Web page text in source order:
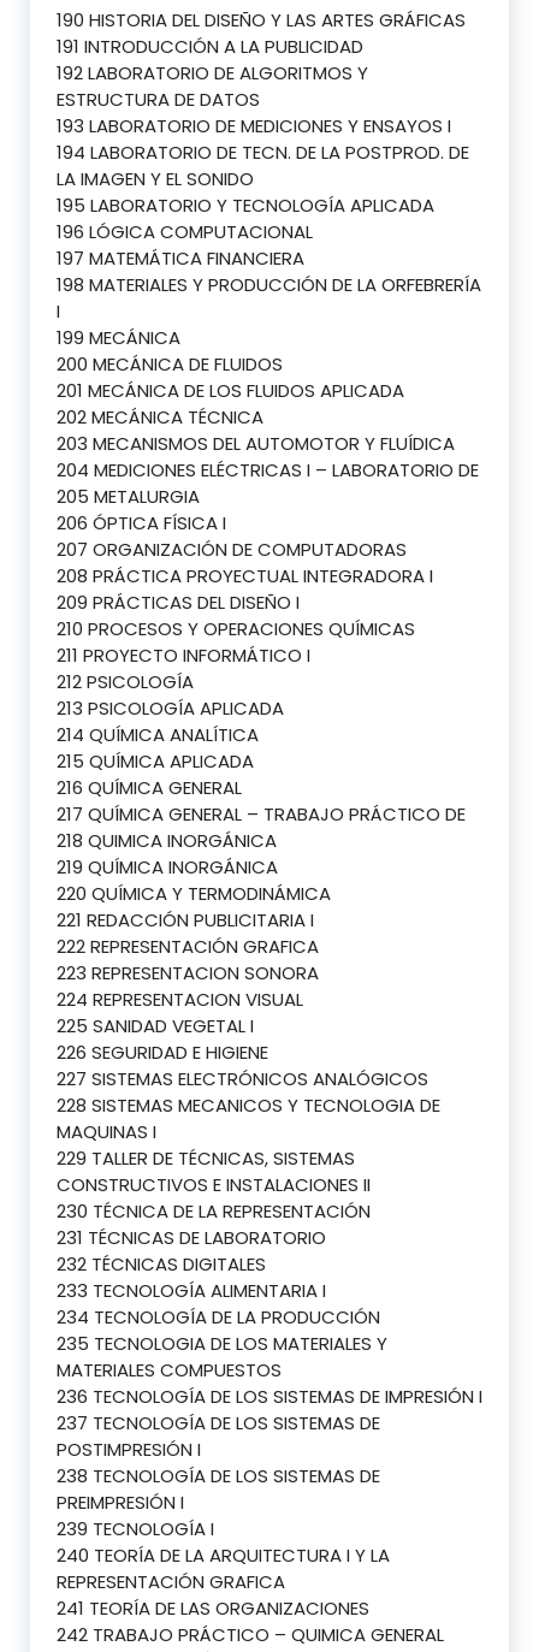
190 HISTORIA DEL DISEÑO Y LAS ARTES GRÁFICAS
191 INTRODUCCIÓN A LA PUBLICIDAD
192 LABORATORIO DE ALGORITMOS Y
ESTRUCTURA DE DATOS
193 LABORATORIO DE MEDICIONES Y ENSAYOS I
194 LABORATORIO DE TECN. DE LA POSTPROD. DE
LA IMAGEN Y EL SONIDO
195 LABORATORIO Y TECNOLOGÍA APLICADA
196 LÓGICA COMPUTACIONAL
197 MATEMÁTICA FINANCIERA
198 MATERIALES Y PRODUCCIÓN DE LA ORFEBRERÍA
I
199 MECÁNICA
200 MECÁNICA DE FLUIDOS
201 MECÁNICA DE LOS FLUIDOS APLICADA
202 MECÁNICA TÉCNICA
203 MECANISMOS DEL AUTOMOTOR Y FLUÍDICA
204 MEDICIONES ELÉCTRICAS I – LABORATORIO DE
205 METALURGIA
206 ÓPTICA FÍSICA I
207 ORGANIZACIÓN DE COMPUTADORAS
208 PRÁCTICA PROYECTUAL INTEGRADORA I
209 PRÁCTICAS DEL DISEÑO I
210 PROCESOS Y OPERACIONES QUÍMICAS
211 PROYECTO INFORMÁTICO I
212 PSICOLOGÍA
213 PSICOLOGÍA APLICADA
214 QUÍMICA ANALÍTICA
215 QUÍMICA APLICADA
216 QUÍMICA GENERAL
217 QUÍMICA GENERAL – TRABAJO PRÁCTICO DE
218 QUIMICA INORGÁNICA
219 QUÍMICA INORGÁNICA
220 QUÍMICA Y TERMODINÁMICA
221 REDACCIÓN PUBLICITARIA I
222 REPRESENTACIÓN GRAFICA
223 REPRESENTACION SONORA
224 REPRESENTACION VISUAL
225 SANIDAD VEGETAL I
226 SEGURIDAD E HIGIENE
227 SISTEMAS ELECTRÓNICOS ANALÓGICOS
228 SISTEMAS MECANICOS Y TECNOLOGIA DE
MAQUINAS I
229 TALLER DE TÉCNICAS, SISTEMAS
CONSTRUCTIVOS E INSTALACIONES II
230 TÉCNICA DE LA REPRESENTACIÓN
231 TÉCNICAS DE LABORATORIO
232 TÉCNICAS DIGITALES
233 TECNOLOGÍA ALIMENTARIA I
234 TECNOLOGÍA DE LA PRODUCCIÓN
235 TECNOLOGIA DE LOS MATERIALES Y
MATERIALES COMPUESTOS
236 TECNOLOGÍA DE LOS SISTEMAS DE IMPRESIÓN I
237 TECNOLOGÍA DE LOS SISTEMAS DE
POSTIMPRESIÓN I
238 TECNOLOGÍA DE LOS SISTEMAS DE
PREIMPRESIÓN I
239 TECNOLOGÍA I
240 TEORÍA DE LA ARQUITECTURA I Y LA
REPRESENTACIÓN GRAFICA
241 TEORÍA DE LAS ORGANIZACIONES
242 TRABAJO PRÁCTICO – QUIMICA GENERAL